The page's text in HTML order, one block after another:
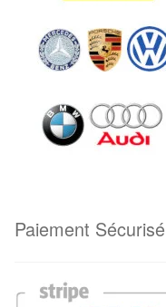
Paiement Sécurisé